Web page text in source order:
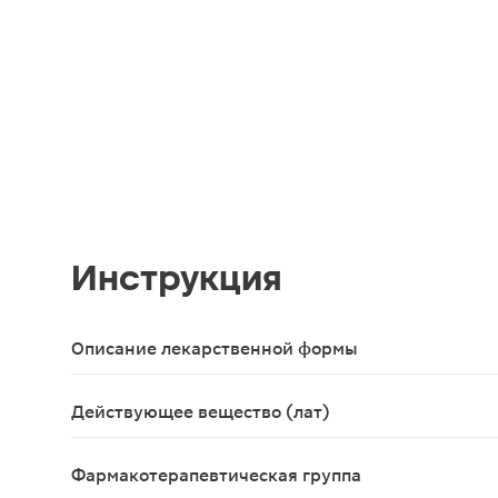
Инструкция
Описание лекарственной формы
Действующее вещество (лат)
Фармакотерапевтическая группа